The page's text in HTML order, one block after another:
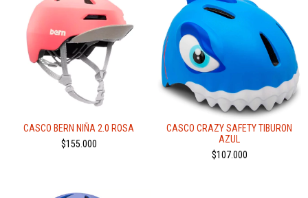
CASCO BERN NIÑA 2.0 ROSA
$155.000
CASCO CRAZY SAFETY TIBURON
AZUL
$107.000